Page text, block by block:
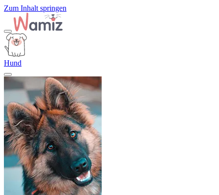
Zum Inhalt springen
Hund